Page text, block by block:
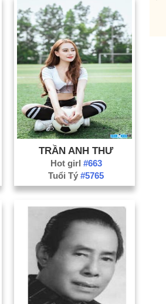
TRẦN ANH THƯ
Hot girl #663
Tuổi Tý#5765